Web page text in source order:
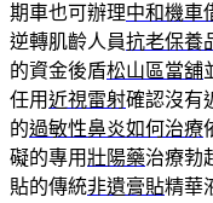
期車也可辦理中和機車
逆轉肌齡人員抗老保養
的資金後盾松山區當舖
任用近視雷射確認沒有
的過敏性鼻炎如何治療
礙的專用壯陽藥治療勃
貼的傳統非遺膏貼精華